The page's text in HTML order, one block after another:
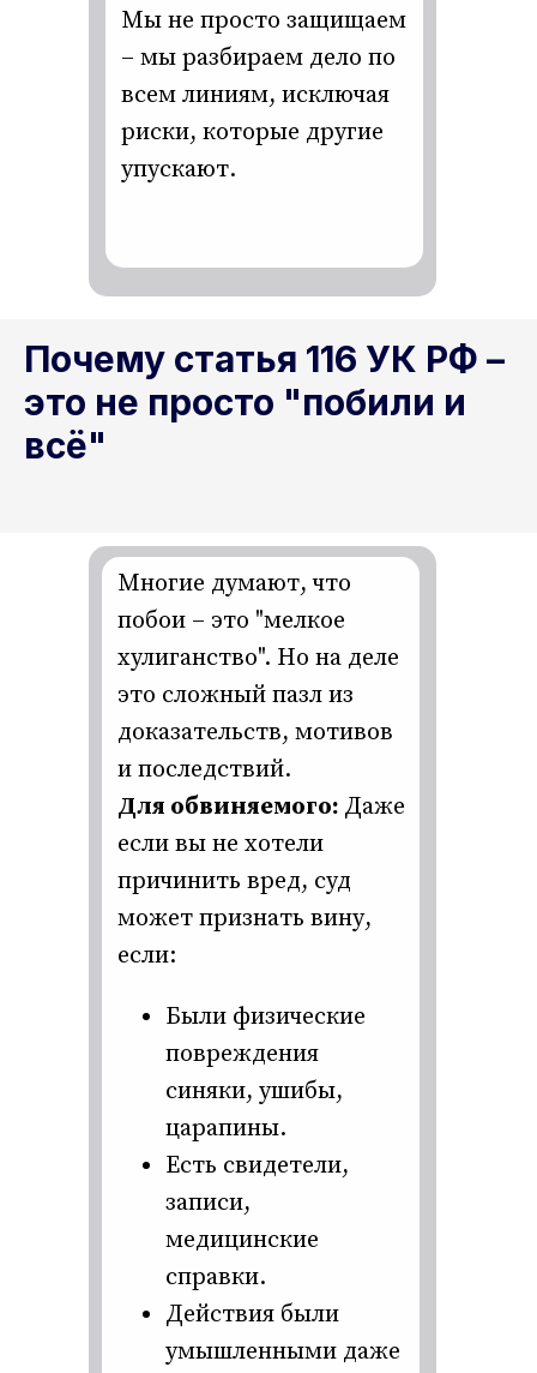
Мы не просто защищаем
– мы разбираем дело по
всем линиям, исключая
риски, которые другие
упускают.
Почему статья 116 УК РФ –
это не просто "побили и
всё"
Многие думают, что
побои – это "мелкое
хулиганство". Но на деле
это сложный пазл из
доказательств, мотивов
и последствий.
Для обвиняемого: Даже
если вы не хотели
причинить вред, суд
может признать вину,
если:
Были физические
повреждения
синяки, ушибы,
царапины.
Есть свидетели,
записи,
медицинские
справки.
Действия были
умышленными даже